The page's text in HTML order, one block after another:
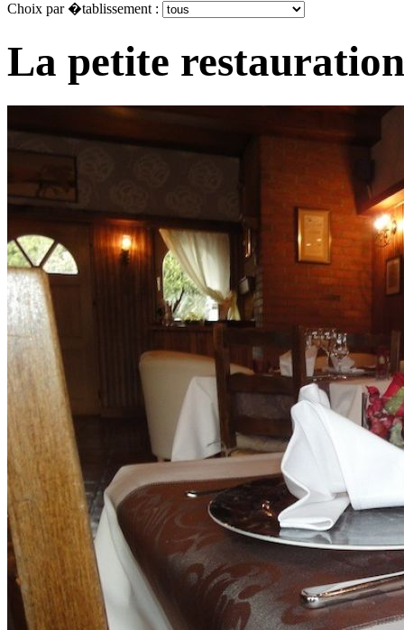
Choix par �tablissement :
La petite restauration